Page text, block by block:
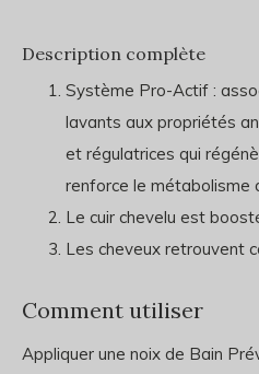
Description complète
Système Pro-Actif :
lavants aux propriétés
et régulatrices qui
renforce le métabolisme
Le cuir chevelu est
Les cheveux retrouvent
Comment utiliser
Appliquer une noix de Bain